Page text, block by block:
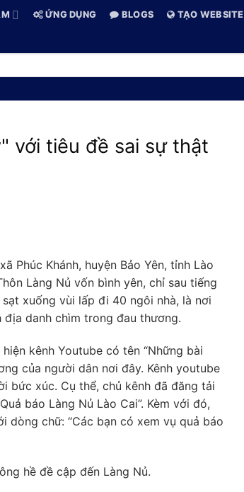
ỨNG DỤNG BLOGS TẠO WEBSITE
với tiêu đề sai sự thật
Phúc Khánh, huyện Bảo Yên, tỉnh Lào
Làng Nủ vốn bình yên, chỉ sau tiếng
xuống vùi lấp đi 40 ngôi nhà, là nơi
địa danh chìm trong đau thương.
kênh Youtube có tên “Những bài
của người dân nơi đây. Kênh youtube
bức xúc. Cụ thể, chủ kênh đã đăng tải
báo Làng Nủ Lào Cai”. Kèm với đó,
dòng chữ: “Các bạn có xem vụ quả báo
hề đề cập đến Làng Nủ.